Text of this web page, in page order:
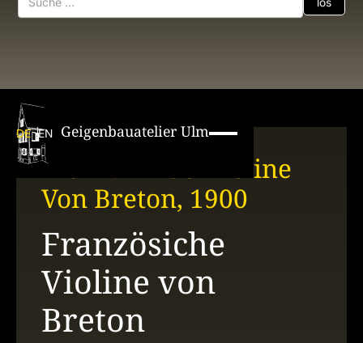
DE EN Geigenbauatelier Ulm
Franz. Kindervioline
Von Breton, 1900
Französiche
Violine von
Breton